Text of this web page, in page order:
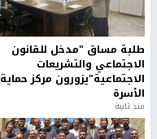
طلبة مساق "مدخل للقانون
الاجتماعي والتشريعات
الاجتماعية"يزورون مركز حماية
الأسرة
منذ ثانية